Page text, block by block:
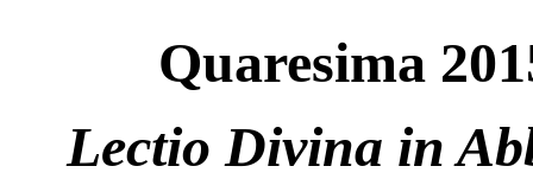
Quaresima
Lectio Divina in